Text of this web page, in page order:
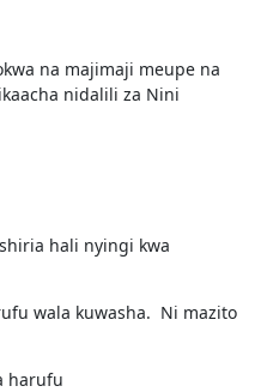
na majimaji meupe na
nidalili za Nini
hali nyingi kwa
wala kuwasha. Ni mazito
harufu